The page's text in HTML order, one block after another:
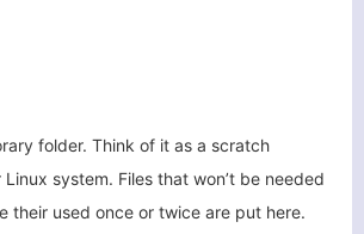
folder. Think of it as a scratch
system. Files that won’t be needed
their used once or twice are put here.
客服小美